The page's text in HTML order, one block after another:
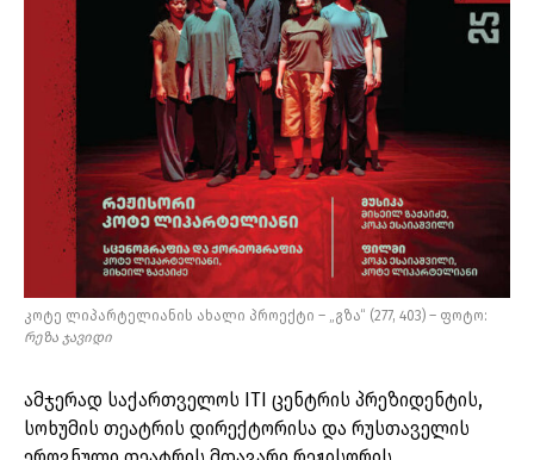
კოტე ლიპარტელიანის ახალი პროექტი – „გზა“ (277, 403) – ფოტო:
რეზა ჯავიდი
ამჯერად საქართველოს ITI ცენტრის პრეზიდენტის,
სოხუმის თეატრის დირექტორისა და რუსთაველის